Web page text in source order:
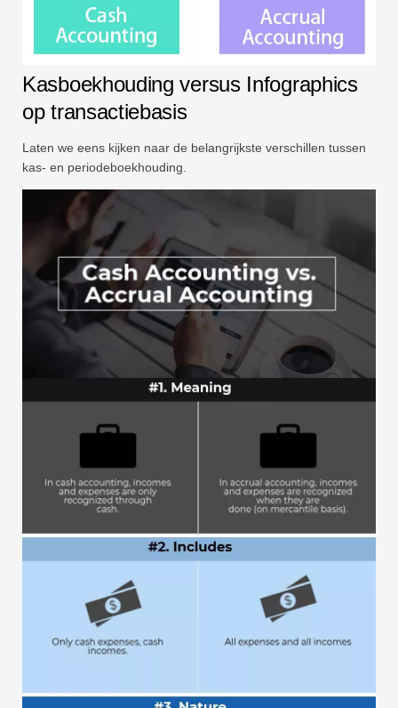
Kasboekhouding versus Infographics
op transactiebasis
Laten we eens kijken naar de belangrijkste verschillen tussen
kas- en periodeboekhouding.